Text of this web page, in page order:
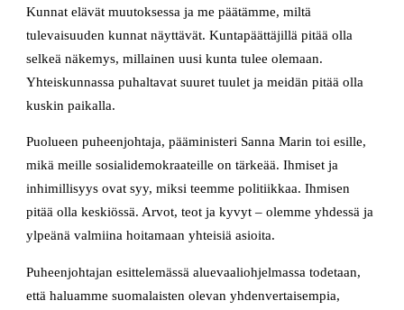
Kunnat elävät muutoksessa ja me päätämme, miltä
tulevaisuuden kunnat näyttävät. Kuntapäättäjillä pitää olla
selkeä näkemys, millainen uusi kunta tulee olemaan.
Yhteiskunnassa puhaltavat suuret tuulet ja meidän pitää olla
kuskin paikalla.
Puolueen puheenjohtaja, pääministeri Sanna Marin toi esille,
mikä meille sosialidemokraateille on tärkeää. Ihmiset ja
inhimillisyys ovat syy, miksi teemme politiikkaa. Ihmisen
pitää olla keskiössä. Arvot, teot ja kyvyt – olemme yhdessä ja
ylpeänä valmiina hoitamaan yhteisiä asioita.
Puheenjohtajan esittelemässä aluevaaliohjelmassa todetaan,
että haluamme suomalaisten olevan yhdenvertaisempia,